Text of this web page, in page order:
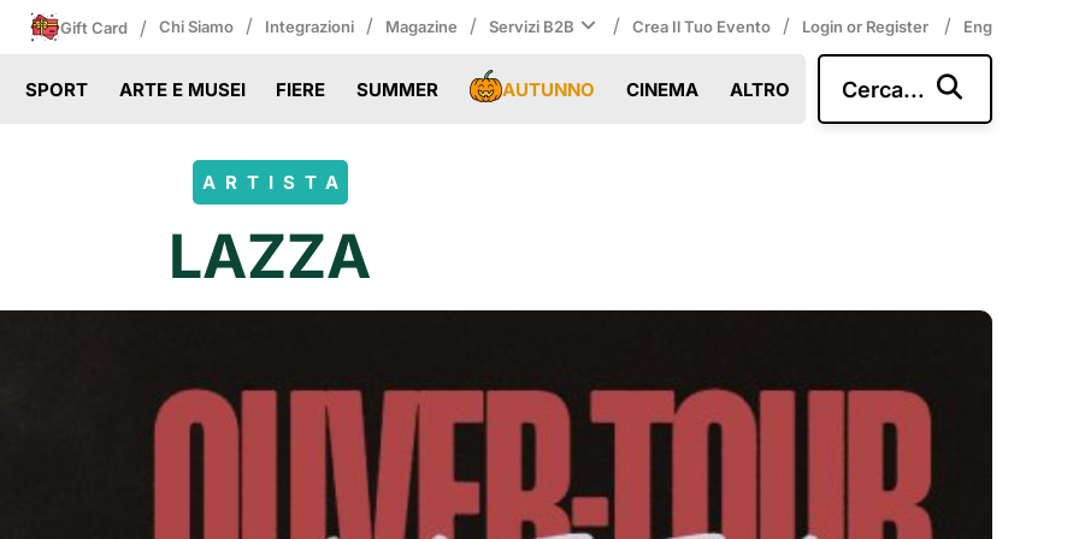
Gift Card / Chi Siamo / Integrazioni / Magazine / Servizi B2B / Crea Il Tuo Evento / Login or Register / Eng
SPORT ARTE E MUSEI FIERE SUMMER AUTUNNO CINEMA ALTRO Cerca...
ARTISTA
LAZZA